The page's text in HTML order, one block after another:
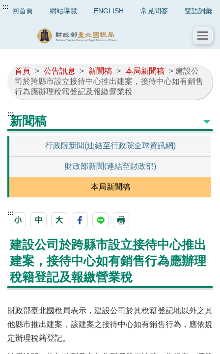
::: 回首頁 網站導覽 ENGLISH 常見問答 雙語詞彙
首頁 > 公告訊息 > 新聞稿 > 本局新聞稿 > 建設公
司於跨縣市設立接待中心推出建案，接待中心如有銷售
行為應辦理稅籍登記及報繳營業稅
:::新聞稿
行政院新聞(連結至行政院全球資訊網)
財政部新聞(連結至財政部)
本局新聞稿
:::
建設公司於跨縣市設立接待中心推出
建案，接待中心如有銷售行為應辦理
稅籍登記及報繳營業稅
財政部臺北國稅局表示，建設公司於其稅籍登記地以外之其
他縣市推出建案，該建案之接待中心如有銷售行為，應依規
定辦理稅籍登記。